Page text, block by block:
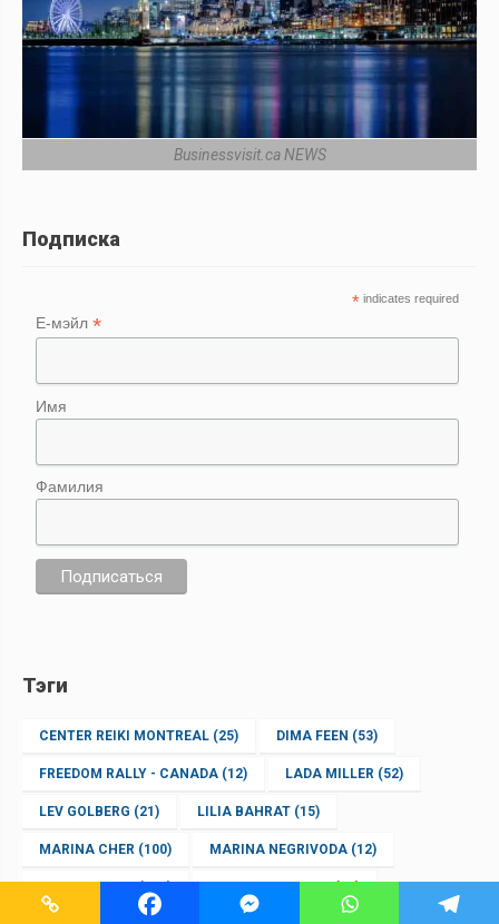
Businessvisit.ca NEWS
Подписка
* indicates required
Е-мэйл*
Имя
Фамилия
Тэги
CENTER REIKI MONTREAL (25) DIMA FEEN (53)
FREEDOM RALLY - CANADA (12) LADA MILLER (52)
LEV GOLBERG (21) LILIA BAHRAT (15)
MARINA CHER (100) MARINA NEGRIVODA (12)